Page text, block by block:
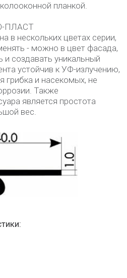
планкой.
ПЛАСТ
в нескольких цветах серии,
- можно в цвет фасада,
создавать уникальный
устойчив к УФ-излучению,
грибка и насекомых, не
Также
является простота
вес.